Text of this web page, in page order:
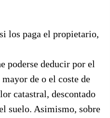
los paga el propietario,
poderse deducir por el
de o el coste de
catastral, descontado
suelo. Asimismo, sobre